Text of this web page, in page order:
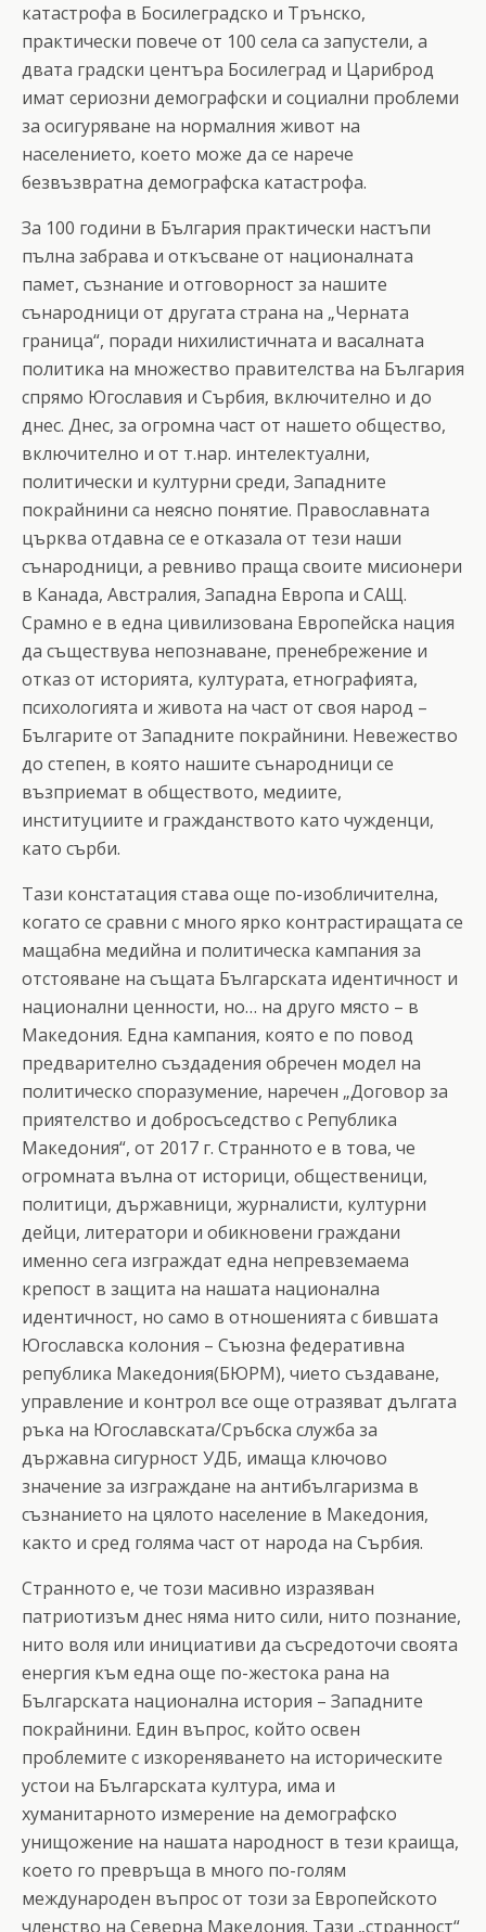
катастрофа в Босилеградско и Трънско,
практически повече от 100 села са запустели, а
двата градски центъра Босилеград и Цариброд
имат сериозни демографски и социални проблеми
за осигуряване на нормалния живот на
населението, което може да се нарече
безвъзвратна демографска катастрофа.
За 100 години в България практически настъпи
пълна забрава и откъсване от националната
памет, съзнание и отговорност за нашите
сънародници от другата страна на „Черната
граница“, поради нихилистичната и васалната
политика на множество правителства на България
спрямо Югославия и Сърбия, включително и до
днес. Днес, за огромна част от нашето общество,
включително и от т.нар. интелектуални,
политически и културни среди, Западните
покрайнини са неясно понятие. Православната
църква отдавна се е отказала от тези наши
сънародници, а ревниво праща своите мисионери
в Канада, Австралия, Западна Европа и САЩ.
Срамно е в една цивилизована Европейска нация
да съществува непознаване, пренебрежение и
отказ от историята, културата, етнографията,
психологията и живота на част от своя народ –
Българите от Западните покрайнини. Невежество
до степен, в която нашите сънародници се
възприемат в обществото, медиите,
институциите и гражданството като чужденци,
като сърби.
Тази констатация става още по-изобличителна,
когато се сравни с много ярко контрастиращата се
мащабна медийна и политическа кампания за
отстояване на същата Българската идентичност и
национални ценности, но… на друго място – в
Македония. Една кампания, която е по повод
предварително създадения обречен модел на
политическо споразумение, наречен „Договор за
приятелство и добросъседство с Република
Македония“, от 2017 г. Странното е в това, че
огромната вълна от историци, общественици,
политици, държавници, журналисти, културни
дейци, литератори и обикновени граждани
именно сега изграждат една непревземаема
крепост в защита на нашата национална
идентичност, но само в отношенията с бившата
Югославска колония – Съюзна федеративна
република Македония(БЮРМ), чието създаване,
управление и контрол все още отразяват дългата
ръка на Югославската/Сръбска служба за
държавна сигурност УДБ, имаща ключово
значение за изграждане на антибългаризма в
съзнанието на цялото население в Македония,
както и сред голяма част от народа на Сърбия.
Странното е, че този масивно изразяван
патриотизъм днес няма нито сили, нито познание,
нито воля или инициативи да съсредоточи своята
енергия към една още по-жестока рана на
Българската национална история – Западните
покрайнини. Един въпрос, който освен
проблемите с изкореняването на историческите
устои на Българската култура, има и
хуманитарното измерение на демографско
унищожение на нашата народност в тези краища,
което го превръща в много по-голям
международен въпрос от този за Европейското
членство на Северна Македония. Тази „странност“